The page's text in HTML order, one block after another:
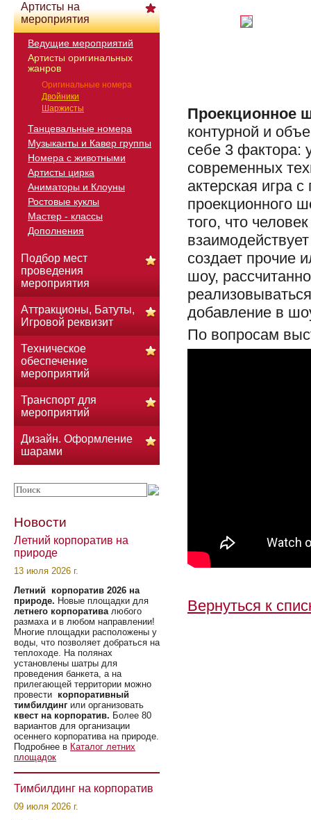
Проекционное
контурной и
себе 3 фактора:
современных
актерская игра
проекционного
того, что
создает прочие
шоу,
добавление в
По вопросам
Вернуться к
Артисты на
мероприятия
Ведущие мероприятий
Артисты оригинальных
жанров
Оригинальные номера
Двойники
Шаржисты
Танцевальные номера
Музыканты и Кавер группы
Номера с животными
Артисты цирка
Аниматоры и Клоуны
Ростовые куклы
Мастер - классы
Дополнения
Подбор мест
проведения
мероприятия
Аттракционы, Батуты,
Игровой реквизит
Техническое
обеспечение
мероприятий
Транспорт для
мероприятий
Дизайн. Оформление
шарами
Новости
Летний корпоратив на
природе
13 июля 2026 г.
Летний корпоратив 2026 на
природе. Новые площадки для
летнего корпоративалюбого
размаха и в любом направлении!
Многие площадки расположены у
воды, что позволяет добраться на
теплоходе. На полянах
установлены шатры для
проведения банкета, а на
прилегающей территории можно
провести корпоративный
тимбилдинг или организовать
квест на корпоратив. Более 80
вариантов для организации
осеннего корпоратива на природе.
Подробнее в Каталог летних
площадок
Тимбилдинг на корпоратив
09 июля 2026 г.